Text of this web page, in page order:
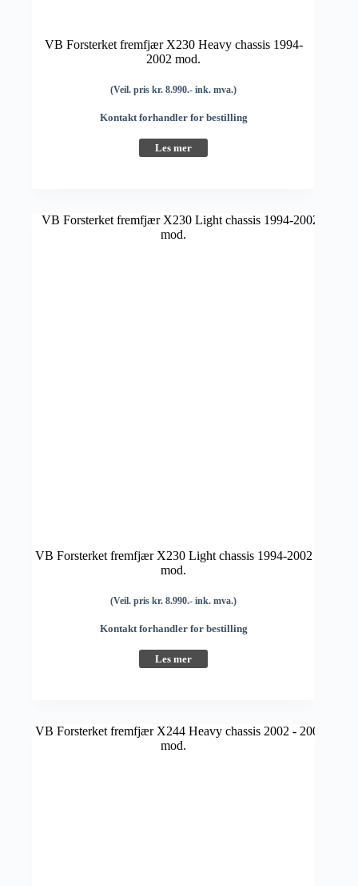
VB Forsterket fremfjær X230 Heavy chassis 1994-
2002 mod.
(Veil. pris kr. 8.990.- ink. mva.)
Kontakt forhandler for bestilling
Les mer
VB Forsterket fremfjær X230 Light chassis 1994-2002
mod.
(Veil. pris kr. 8.990.- ink. mva.)
Kontakt forhandler for bestilling
Les mer